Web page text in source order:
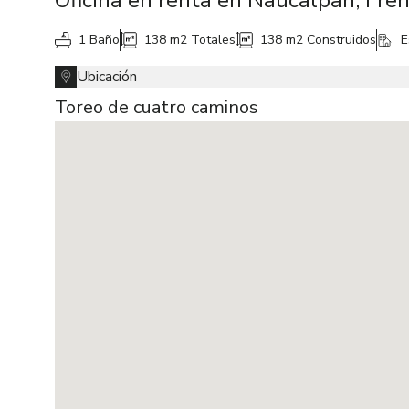
1 Baño 138 m2 Totales 138 m2 Construidos
Ubicación
Toreo de cuatro caminos